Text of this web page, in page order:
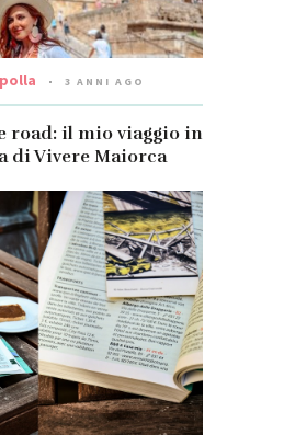
3 ANNI AGO
road: il mio viaggio in
di Vivere Maiorca